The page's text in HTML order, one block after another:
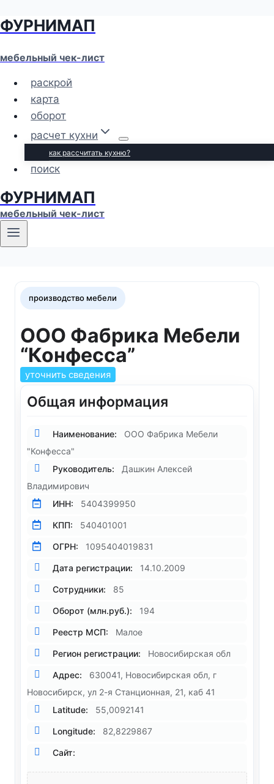
Перейти
содержимому
ФУРНИМАП
мебельный чек-лист
раскрой
карта
оборот
расчет кухни
как рассчитать кухню?
поиск
ФУРНИМАП
мебельный чек-лист
производство мебели
ООО Фабрика Мебели
“Конфесса”
уточнить сведения
Общая информация
Наименование:
ООО Фабрика Мебели
"Конфесса"
Руководитель:
Дашкин Алексей
Владимирович
ИНН:
5404399950
КПП: 540401001
ОГРН: 1095404019831
Дата регистрации: 14.10.2009
Сотрудники: 85
Оборот (млн.руб.): 194
Реестр МСП: Малое
Регион регистрации: Новосибирская обл
Адрес:
630041, Новосибирская обл, г
Новосибирск, ул 2-я Станционная, 21, каб 41
Latitude:
55,0092141
Longitude: 82,8229867
Сайт: